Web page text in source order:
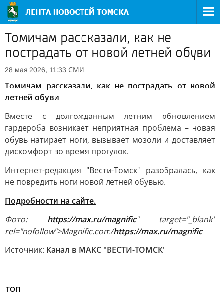
Томичам рассказали, как не
пострадать от новой летней обуви
28 мая 2026, 11:33 СМИ
Томичам рассказали, как не пострадать от новой
летней обуви
Вместе с долгожданным летним обновлением
гардероба возникает неприятная проблема – новая
обувь натирает ноги, вызывает мозоли и доставляет
дискомфорт во время прогулок.
Интернет-редакция "Вести-Томск" разобралась, как
не повредить ноги новой летней обувью.
Подробности на сайте.
Фото: https://max.ru/magnific" target="_blank"
rel="nofollow">Magnific.com/https://max.ru/magnific
Источник: Канал в МАКС "ВЕСТИ-ТОМСК"
ТОП